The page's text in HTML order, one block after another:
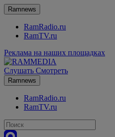
Ramnews
RamRadio.ru
RamTV.ru
Реклама на наших площадках
Слушать Смотреть
Ramnews
RamRadio.ru
RamTV.ru